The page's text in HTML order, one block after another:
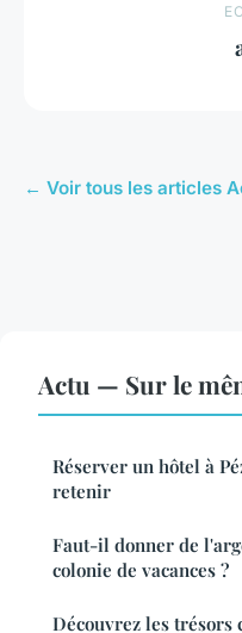
← Voir tous les articles
Actu — Sur le
Réserver un hôtel à
retenir
Faut-il donner de
colonie de vacances ?
Découvrez les trésors